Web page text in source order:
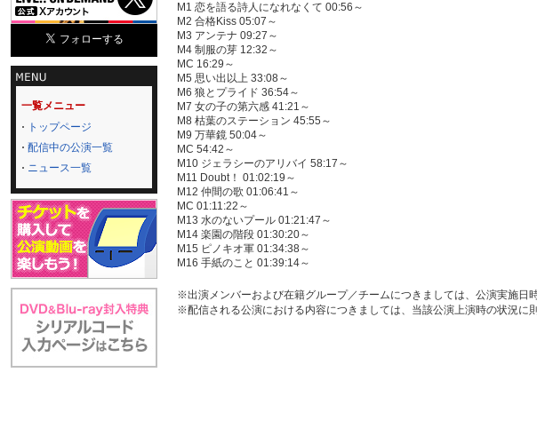
一覧メニュー
トップページ
配信中の公演一覧
ニュース一覧
M1 恋を語る詩人になれなくて 00:56～
M2 合格Kiss 05:07～
M3 アンテナ 09:27～
M4 制服の芽 12:32～
MC 16:29～
M5 思い出以上 33:08～
M6 狼とプライド 36:54～
M7 女の子の第六感 41:21～
M8 枯葉のステーション 45:55～
M9 万華鏡 50:04～
MC 54:42～
M10 ジェラシーのアリバイ 58:17～
M11 Doubt！ 01:02:19～
M12 仲間の歌 01:06:41～
MC 01:11:22～
M13 水のないプール 01:21:47～
M14 楽園の階段 01:30:20～
M15 ピノキオ軍 01:34:38～
M16 手紙のこと 01:39:14～
※出演メンバーおよび在籍グループ／チームにつきましては、公演実施日
※配信される公演における内容につきましては、当該公演上演時の状況に